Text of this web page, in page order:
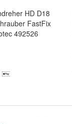
HD D18
FastFix
492526